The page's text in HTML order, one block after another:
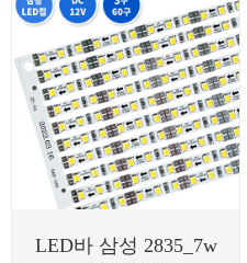
LED바 삼성 2835_7w